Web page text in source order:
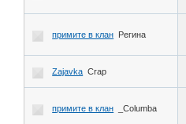
примите в клан Регина
Zajavka Crap
примите в клан _Columba